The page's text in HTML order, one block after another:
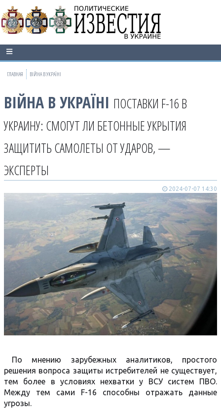
ГЛАВНАЯ ВІЙНА В УКРАЇНІ
ВІЙНА В УКРАЇНІ ПОСТАВКИ F-16 В
УКРАИНУ: СМОГУТ ЛИ БЕТОННЫЕ УКРЫТИЯ
ЗАЩИТИТЬ САМОЛЕТЫ ОТ УДАРОВ, —
ЭКСПЕРТЫ
2024-07-07 14:30
По мнению зарубежных аналитиков, простого
решения вопроса защиты истребителей не существует,
тем более в условиях нехватки у ВСУ систем ПВО.
Между тем сами F-16 способны отражать данные
угрозы.